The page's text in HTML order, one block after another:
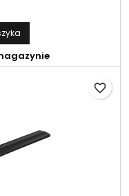
favorite_border